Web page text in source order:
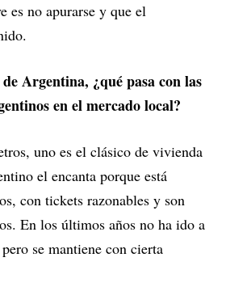
es no apurarse y que el
Argentina, ¿qué pasa con las
en el mercado local?
uno es el clásico de vivienda
el encanta porque está
con tickets razonables y son
En los últimos años no ha ido a
se mantiene con cierta